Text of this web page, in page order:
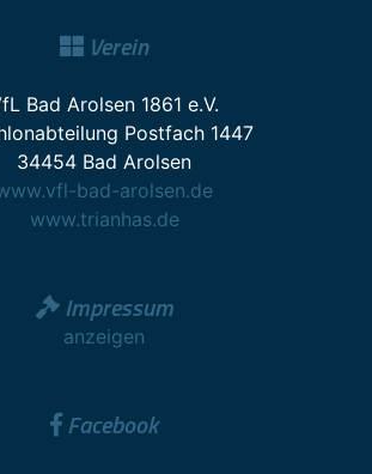
Verein
Bad Arolsen 1861 e.V.
Postfach 1447
34454 Bad Arolsen
bad-arolsen.de
www.trianhas.de
Impressum
anzeigen
Facebook